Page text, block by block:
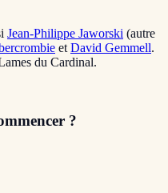
Jean-Philippe Jaworski (autre
et David Gemmell.
du Cardinal.
?